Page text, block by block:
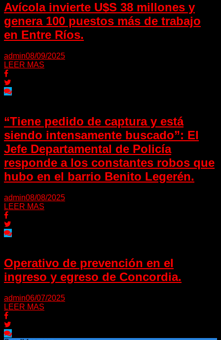
Avícola invierte U$S 38 millones y
genera 100 puestos más de trabajo
en Entre Ríos.
admin08/09/2025
LEER MAS
“Tiene pedido de captura y está
siendo intensamente buscado”: El
Jefe Departamental de Policía
responde a los constantes robos que
hubo en el barrio Benito Legerén.
admin08/08/2025
LEER MAS
Operativo de prevención en el
ingreso y egreso de Concordia.
admin06/07/2025
LEER MAS